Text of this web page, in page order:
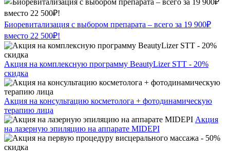
Биоревитализация с выбором препарата – всего за 19 900₽
вместо 22 500₽!
Акция на комплексную программу BeautyLizer STT - 20%
скидка
Акция на консультацию косметолога + фотодинамическую
терапию лица
Акция
на лазерную эпиляцию на аппарате MIDEPI